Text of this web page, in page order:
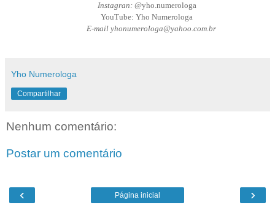
Instagran: @yho.numerologa
YouTube: Yho Numerologa
E-mail yhonumerologa@yahoo.com.br
Yho Numerologa
Compartilhar
Nenhum comentário:
Postar um comentário
‹ ›
Página inicial